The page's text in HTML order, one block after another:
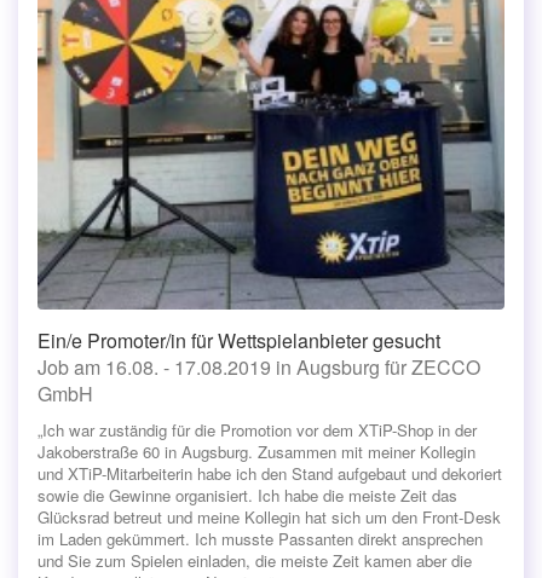
Ein/e Promoter/in für Wettspielanbieter gesucht
Job am 16.08. - 17.08.2019 in Augsburg für ZECCO
GmbH
„Ich war zuständig für die Promotion vor dem XTiP-Shop in der
Jakoberstraße 60 in Augsburg. Zusammen mit meiner Kollegin
und XTiP-Mitarbeiterin habe ich den Stand aufgebaut und dekoriert
sowie die Gewinne organisiert. Ich habe die meiste Zeit das
Glücksrad betreut und meine Kollegin hat sich um den Front-Desk
im Laden gekümmert. Ich musste Passanten direkt ansprechen
und Sie zum Spielen einladen, die meiste Zeit kamen aber die